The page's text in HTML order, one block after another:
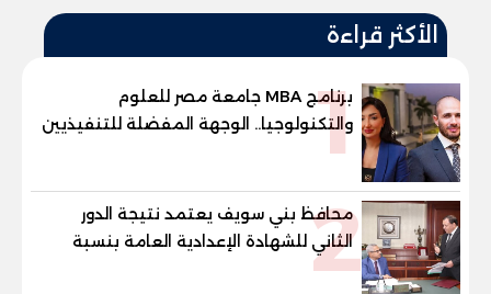
الأكثر قراءة
1
برنامج MBA جامعة مصر للعلوم
والتكنولوجيا.. الوجهة المفضلة للتنفيذيين
وقيادات المؤسسات لصناعة قادة
2
محافظ بني سويف يعتمد نتيجة الدور
الثاني للشهادة الإعدادية العامة بنسبة